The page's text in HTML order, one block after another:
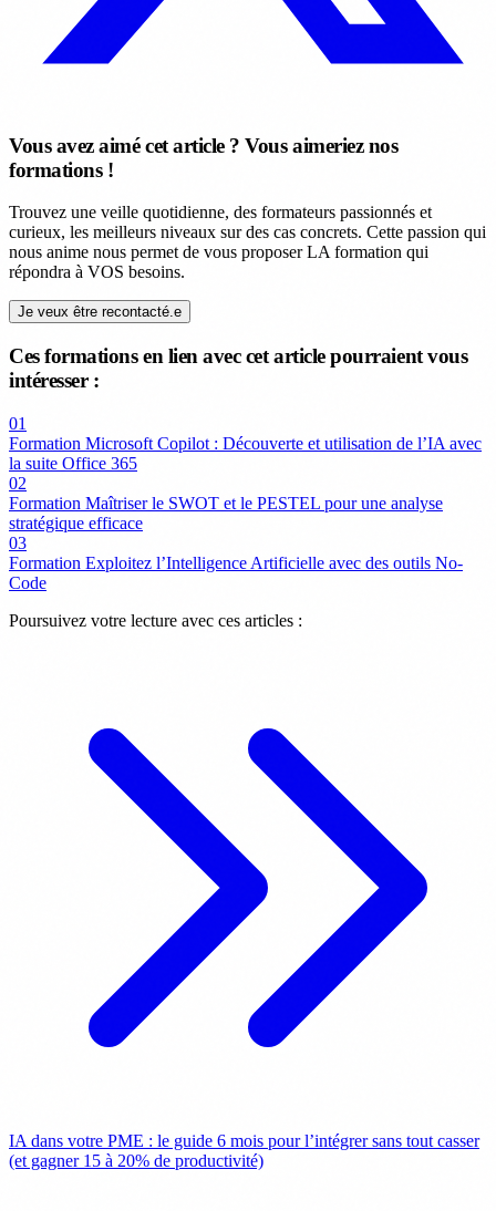
Vous avez aimé cet article ? Vous aimeriez nos
formations !
Trouvez une veille quotidienne, des formateurs passionnés et
curieux, les meilleurs niveaux sur des cas concrets. Cette passion qui
nous anime nous permet de vous proposer LA formation qui
répondra à VOS besoins.
Je veux être recontacté.e
Ces formations en lien avec cet article pourraient vous
intéresser :
01
Formation Microsoft Copilot : Découverte et utilisation de l’IA avec
la suite Office 365
02
Formation Maîtriser le SWOT et le PESTEL pour une analyse
stratégique efficace
03
Formation Exploitez l’Intelligence Artificielle avec des outils No-
Code
Poursuivez votre lecture avec ces articles :
IA dans votre PME : le guide 6 mois pour l’intégrer sans tout casser
(et gagner 15 à 20% de productivité)